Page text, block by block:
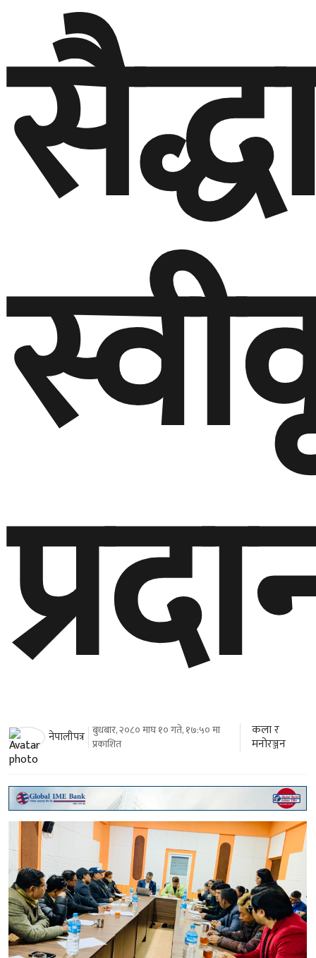
नेपालीपत्र बुधबार, २०८० माघ १० गते, १७:५० मा
प्रकाशित
कला र
मनोरञ्जन